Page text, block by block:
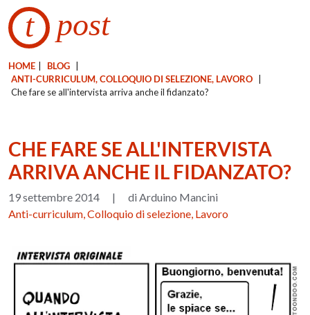
t post
HOME BLOG
ANTI-CURRICULUM, COLLOQUIO DI SELEZIONE, LAVORO
Che fare se all'intervista arriva anche il fidanzato?
CHE FARE SE ALL'INTERVISTA
ARRIVA ANCHE IL FIDANZATO?
19 settembre 2014 |
di Arduino Mancini
Anti-curriculum, Colloquio di selezione, Lavoro